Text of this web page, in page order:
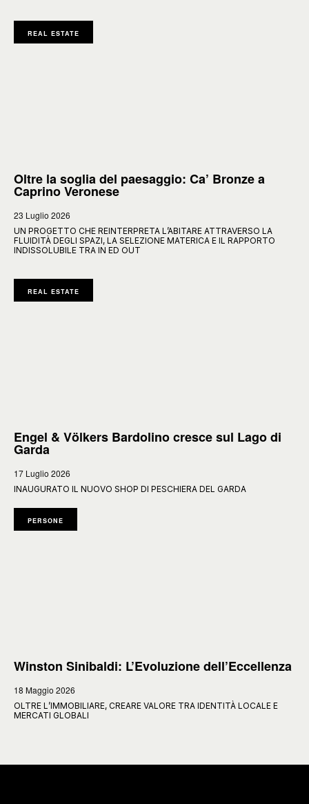
REAL ESTATE
Oltre la soglia del paesaggio: Ca’ Bronze a
Caprino Veronese
23 Luglio 2026
UN PROGETTO CHE REINTERPRETA L’ABITARE ATTRAVERSO LA
FLUIDITÀ DEGLI SPAZI, LA SELEZIONE MATERICA E IL RAPPORTO
INDISSOLUBILE TRA IN ED OUT
REAL ESTATE
Engel & Völkers Bardolino cresce sul Lago di
Garda
17 Luglio 2026
INAUGURATO IL NUOVO SHOP DI PESCHIERA DEL GARDA
PERSONE
Winston Sinibaldi: L’Evoluzione dell’Eccellenza
18 Maggio 2026
OLTRE L’IMMOBILIARE, CREARE VALORE TRA IDENTITÀ LOCALE E
MERCATI GLOBALI